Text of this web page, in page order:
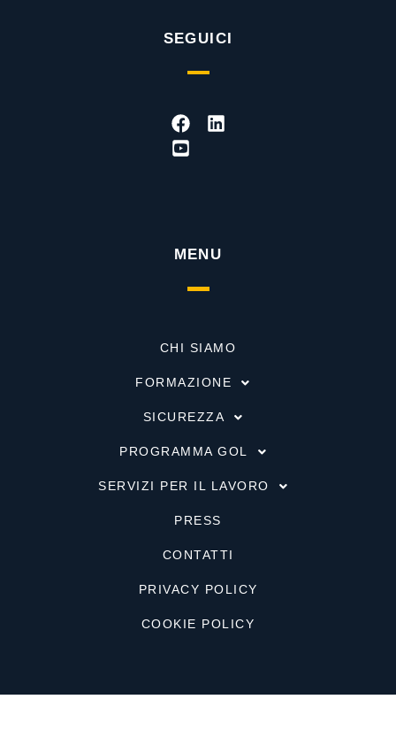
SEGUICI
Facebook
Linkedin
Youtube-
square
MENU
CHI SIAMO
FORMAZIONE
SICUREZZA
PROGRAMMA GOL
SERVIZI PER IL LAVORO
PRESS
CONTATTI
PRIVACY POLICY
COOKIE POLICY